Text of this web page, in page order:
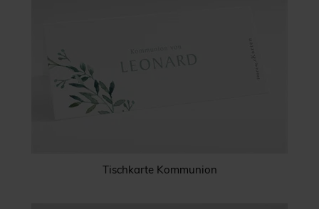
Tischkarte Kommunion